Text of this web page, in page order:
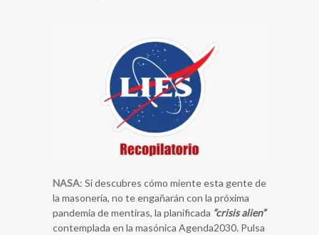
NASA: Si descubres cómo miente esta gente de
la masonería, no te engañarán con la próxima
pandemia de mentiras, la planificada “crisis alien”
contemplada en la masónica Agenda2030. Pulsa